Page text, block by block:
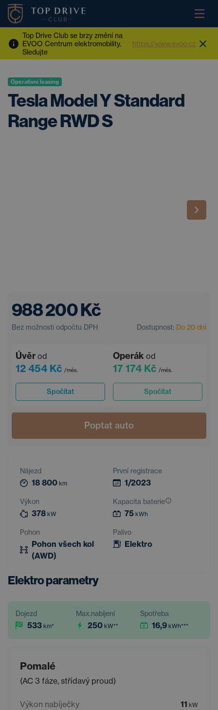
Top Drive Club se brzy změní na
EVOO Centrum elektromobility.
Sledujte
https://www.evoo.cz
Operativní leasing
Tesla Model Y Standard
Range RWD S
988 200 Kč
Bez možnosti odpočtu DPH Dostupnost: Do 20 dní
Úvěr od
12 454 Kč /měs.
Spočítat
Operák od
17 174 Kč /měs.
Spočítat
Poptat auto
Nájezd
18 800 km
První registrace
1/2023
Výkon
378 kW
Kapacita baterie
75 kWh
Pohon
Pohon všech kol
(AWD)
Palivo
Elektro
Elektro parametry
Dojezd
533 km*
Max.nabíjení
250 kW**
Spotřeba
16,9 kWh***
Pomalé
(AC 3 fáze, střídavý proud)
Výkon nabíječky 11 kW